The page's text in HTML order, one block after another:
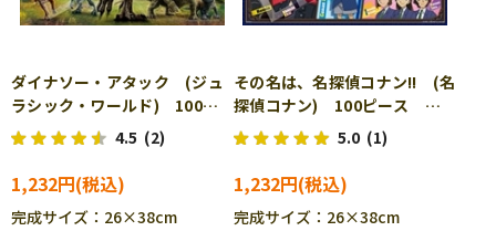
ダイナソー・アタック (ジュ
ラシック・ワールド) 100ピ
ース ジグソーパズル EPO-
26-901s ［CP-SU］
4.5 (2)
1,232円
完成サイズ：26×38cm
その名は、名探偵コナン!! (名
探偵コナン) 100ピース ジ
グソーパズル EPO-26-903
［CP-IT］
5.0 (1)
1,232円
完成サイズ：26×38cm